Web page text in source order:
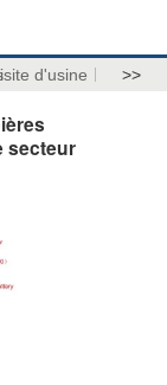
d'usine >>
secteur